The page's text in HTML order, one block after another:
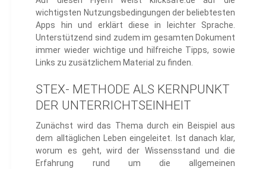
wichtigsten Nutzungsbedingungen der beliebtesten
Apps hin und erklärt diese in leichter Sprache.
Unterstützend sind zudem im gesamten Dokument
immer wieder wichtige und hilfreiche Tipps, sowie
Links zu zusätzlichem Material zu finden.
STEX- METHODE ALS KERNPUNKT
DER UNTERRICHTSEINHEIT
Zunächst wird das Thema durch ein Beispiel aus
dem alltäglichen Leben eingeleitet. Ist danach klar,
worum es geht, wird der Wissensstand und die
Erfahrung rund um die allgemeinen